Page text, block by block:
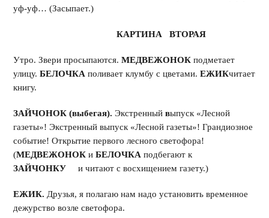
уф-уф… (Засыпает.)
КАРТИНА ВТОРАЯ
Утро. Звери просыпаются.МЕДВЕЖОНОКподметает
улицу.БЕЛОЧКА поливает клумбу с цветами. ЕЖИКчитает
книгу.
ЗАЙЧОНОК (выбегая).Экстренный выпуск «Лесной
газеты»! Экстренный выпуск «Лесной газеты»! Грандиозное
событие! Открытие первого лесного светофора!
(МЕДВЕЖОНОК иБЕЛОЧКА подбегают к
ЗАЙЧОНКУ и читают с восхищением газету.)
ЕЖИК. Друзья, я полагаю нам надо установить временное
дежурство возле светофора.